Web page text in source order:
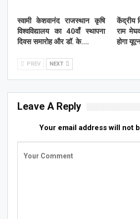
स्वामी केशवानंद राजस्थान कृषि
विश्वविद्यालय का 40वाँ स्थापना
दिवस समारोह और डॉ. के.…
केंद्रीय
राम
होगा
PREV NEXT
Leave A Reply
Your email address will not